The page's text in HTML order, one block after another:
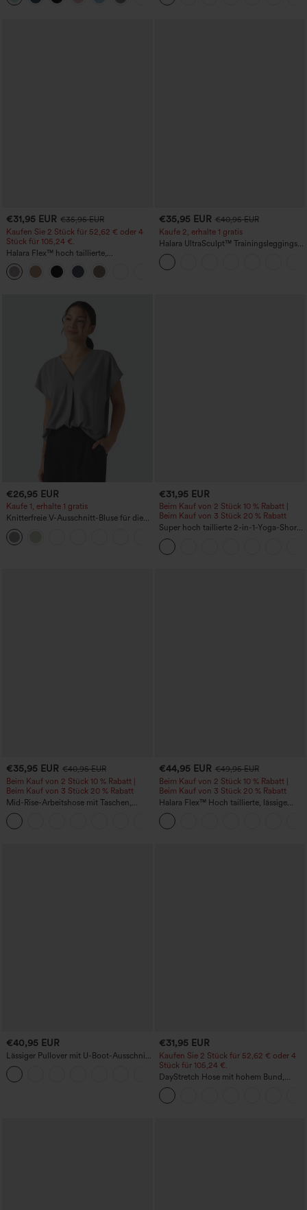
Sporttop mit integriertem BH
€31,95 EUR €35,95 EUR
Kaufen Sie 2 Stück für 52,62 € oder 4
Stück für 105,24 €.
Halara Flex™ hoch taillierte,
figurformende Arbeitshose, die die Taille
schmaler wirken lässt, mit Taschen,
weitem Bein und Mikro-Waffelstruktur
€35,95 EUR €40,95 EUR
Kaufe 2, erhalte 1 gratis
Halara UltraSculpt™ Trainingsleggings
mit hohem Bund – raffende Push-up-
Po-Form, Bauchkontrolle, Taschen und
formende Passform
€26,95 EUR
Kaufe 1, erhalte 1 gratis
Knitterfreie V-Ausschnitt-Bluse für die
Arbeit, kurzärmelig und oversized
€31,95 EUR
Beim Kauf von 2 Stück 10 % Rabatt |
Beim Kauf von 3 Stück 20 % Rabatt
Super hoch taillierte 2-in-1-Yoga-Shorts
mit Gesäßtasche und Seitentasche-
längere Länge
€35,95 EUR €40,95 EUR
Beim Kauf von 2 Stück 10 % Rabatt |
Beim Kauf von 3 Stück 20 % Rabatt
Mid-Rise-Arbeitshose mit Taschen,
Barrel-Leg und weiter Passform
€44,95 EUR €49,95 EUR
Beim Kauf von 2 Stück 10 % Rabatt |
Beim Kauf von 3 Stück 20 % Rabatt
Halara Flex™ Hoch taillierte, lässige
Jeans mit Taschen, umgekrempeltem
Saum, weitem Bein und verwaschenem
Finish
€40,95 EUR
Lässiger Pullover mit U-Boot-Ausschnitt
und Fledermausärmeln.
+1
€31,95 EUR
Kaufen Sie 2 Stück für 52,62 € oder 4
Stück für 105,24 €.
DayStretch Hose mit hohem Bund,
Barrel-Leg und Taschen